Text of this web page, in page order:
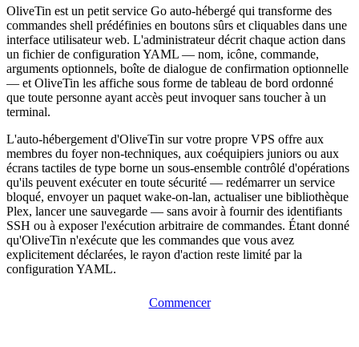
OliveTin est un petit service Go auto-hébergé qui transforme des
commandes shell prédéfinies en boutons sûrs et cliquables dans une
interface utilisateur web. L'administrateur décrit chaque action dans
un fichier de configuration YAML — nom, icône, commande,
arguments optionnels, boîte de dialogue de confirmation optionnelle
— et OliveTin les affiche sous forme de tableau de bord ordonné
que toute personne ayant accès peut invoquer sans toucher à un
terminal.
L'auto-hébergement d'OliveTin sur votre propre VPS offre aux
membres du foyer non-techniques, aux coéquipiers juniors ou aux
écrans tactiles de type borne un sous-ensemble contrôlé d'opérations
qu'ils peuvent exécuter en toute sécurité — redémarrer un service
bloqué, envoyer un paquet wake-on-lan, actualiser une bibliothèque
Plex, lancer une sauvegarde — sans avoir à fournir des identifiants
SSH ou à exposer l'exécution arbitraire de commandes. Étant donné
qu'OliveTin n'exécute que les commandes que vous avez
explicitement déclarées, le rayon d'action reste limité par la
configuration YAML.
Commencer